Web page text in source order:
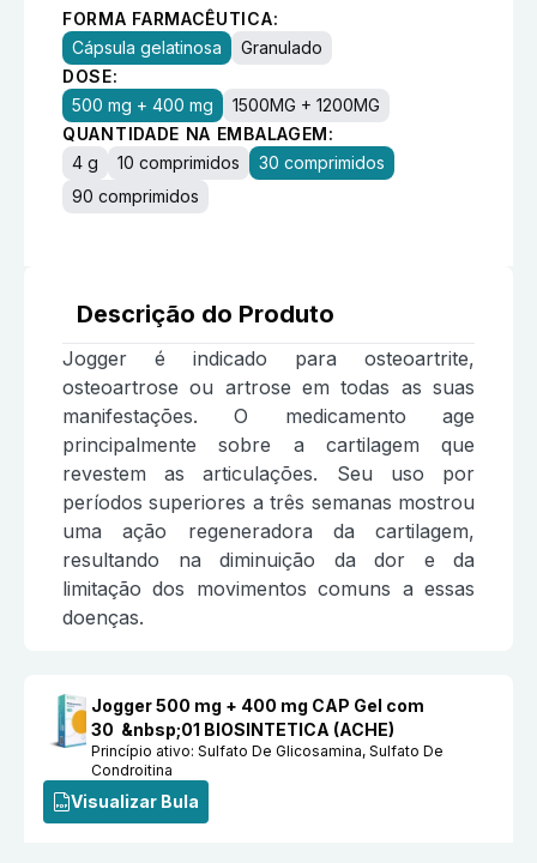
FORMA FARMACÊUTICA:
Cápsula gelatinosa
Granulado
DOSE:
500 mg + 400 mg
1500MG + 1200MG
QUANTIDADE NA EMBALAGEM:
4 g
10 comprimidos
30 comprimidos
90 comprimidos
Descrição do Produto
Jogger é indicado para osteoartrite,
osteoartrose ou artrose em todas as suas
manifestações. O medicamento age
principalmente sobre a cartilagem que
revestem as articulações. Seu uso por
períodos superiores a três semanas mostrou
uma ação regeneradora da cartilagem,
resultando na diminuição da dor e da
limitação dos movimentos comuns a essas
doenças.
Jogger 500 mg + 400 mg CAP Gel com
30 &nbsp;01 BIOSINTETICA (ACHE)
Princípio ativo:Sulfato De Glicosamina, Sulfato De
Condroitina
Visualizar Bula